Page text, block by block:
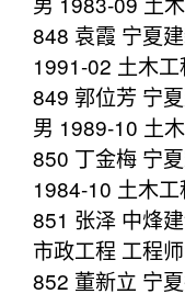
848 袁霞 宁夏
1991-02 土木
849 郭位芳 宁
男 1989-10 土
850 丁金梅 宁
1984-10 土木
851 张泽 中烽
市政工程 工程师
852 董新立 宁